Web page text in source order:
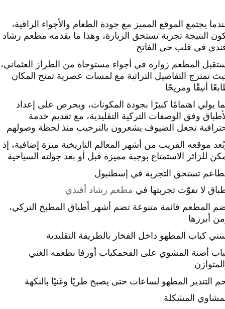
يجتمع الموقع المميز مع جودة الطعام والأجواء الراقية،
النتيجة تجربة تستحق الزيارة، وهذا ما يقدمه مطعم رشاد
في قلب حي الفاتح
المطعم زواره في أجواء مستوحاة من الطراز العثماني،
تمتزج التفاصيل التراثية مع لمسات عصرية تمنح المكان
أنيقًا ومريحًا
يولي اهتمامًا كبيرًا بجودة المكونات، ويحرص على إعداد
وفق الوصفات التركية التقليدية، مع تقديم خدمة
تجعل الضيوف يشعرون بالترحيب منذ لحظة وصولهم
موقعه القريب من أشهر المعالم التاريخية ميزة إضافية، إذ
للزائر الاستمتاع بوجبة مميزة قبل أو بعد جولته السياحية
تستحق التجربة في إسطنبول
لا تفوّت تجربتها في مطعم رشاد أفندي
المطعم قائمة متنوعة تضم أشهر أطباق المطبخ التركي،
أبرزها
كباب المطهو داخل الفخار بالطريقة التقليدية
أضنة المشوي على الفحمكباب أورفا بطعمه الغني
التندير المطهو لساعات حتى يصبح طريًا وغنيًا بالنكهة
المشكلة